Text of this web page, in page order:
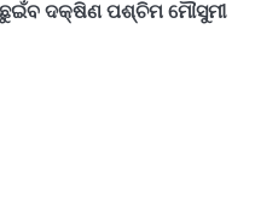
ଛୁଇଁବ ଦକ୍ଷିଣ ପଶ୍ଚିମ ମୌସୁମୀ